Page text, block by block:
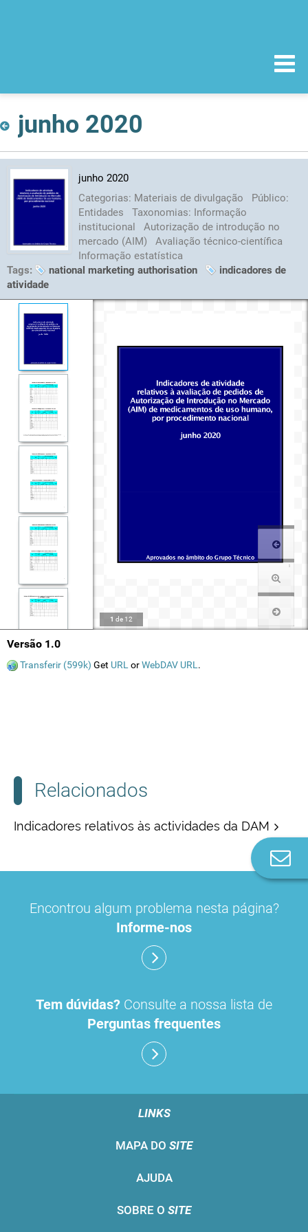
junho 2020
junho 2020
Categorias: Materiais de divulgação
Público:
Entidades
Taxonomias: Informação
institucional
Autorização de introdução no
mercado (AIM)
Avaliação técnico-científica
Informação estatística
Tags:
national marketing authorisation
indicadores de
atividade
1 de 12
Versão 1.0
Transferir (599k) Get URL orWebDAV URL .
Relacionados
Indicadores relativos às actividades da DAM
Encontrou algum problema nesta página?
Informe-nos
Tem dúvidas? Consulte a nossa lista de
Perguntas frequentes
LINKS
MAPA DO SITE
AJUDA
SOBRE O SITE